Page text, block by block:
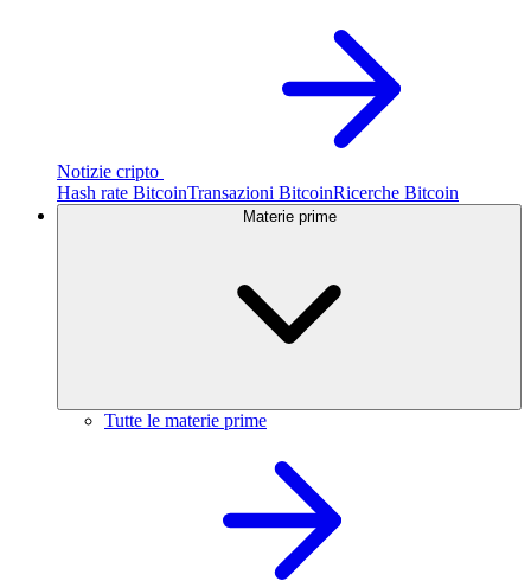
Notizie cripto
Hash rate BitcoinTransazioni BitcoinRicerche Bitcoin
Materie prime
Tutte le materie prime